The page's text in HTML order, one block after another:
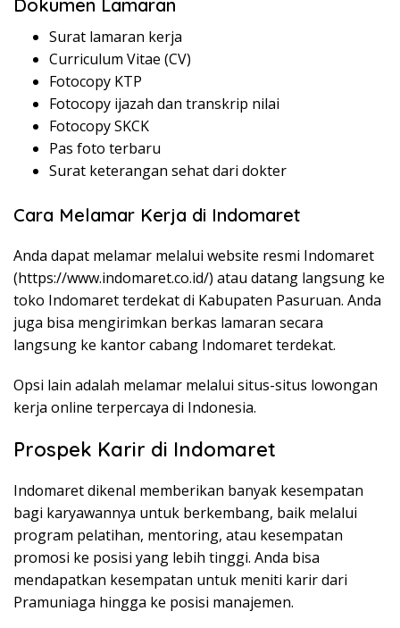
Dokumen Lamaran
Surat lamaran kerja
Curriculum Vitae (CV)
Fotocopy KTP
Fotocopy ijazah dan transkrip nilai
Fotocopy SKCK
Pas foto terbaru
Surat keterangan sehat dari dokter
Cara Melamar Kerja di Indomaret
Anda dapat melamar melalui website resmi Indomaret
(https://www.indomaret.co.id/) atau datang langsung ke
toko Indomaret terdekat di Kabupaten Pasuruan. Anda
juga bisa mengirimkan berkas lamaran secara
langsung ke kantor cabang Indomaret terdekat.
Opsi lain adalah melamar melalui situs-situs lowongan
kerja online terpercaya di Indonesia.
Prospek Karir di Indomaret
Indomaret dikenal memberikan banyak kesempatan
bagi karyawannya untuk berkembang, baik melalui
program pelatihan, mentoring, atau kesempatan
promosi ke posisi yang lebih tinggi. Anda bisa
mendapatkan kesempatan untuk meniti karir dari
Pramuniaga hingga ke posisi manajemen.